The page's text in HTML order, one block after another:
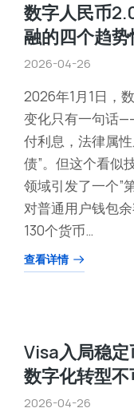
数字人民币
融的四个趋势
2026-04-26
2026年1月1日，
变化只有一句话
付利息，法律属
债”。但这个看似
领域引发了一个”
对普通用户钱包
130个货币…
查看详情
Visa入局稳
数字化转型不
2026-04-26